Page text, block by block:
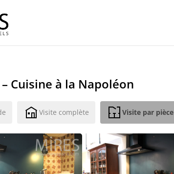
– Cuisine à la Napoléon
Visite complète Visite par pièce